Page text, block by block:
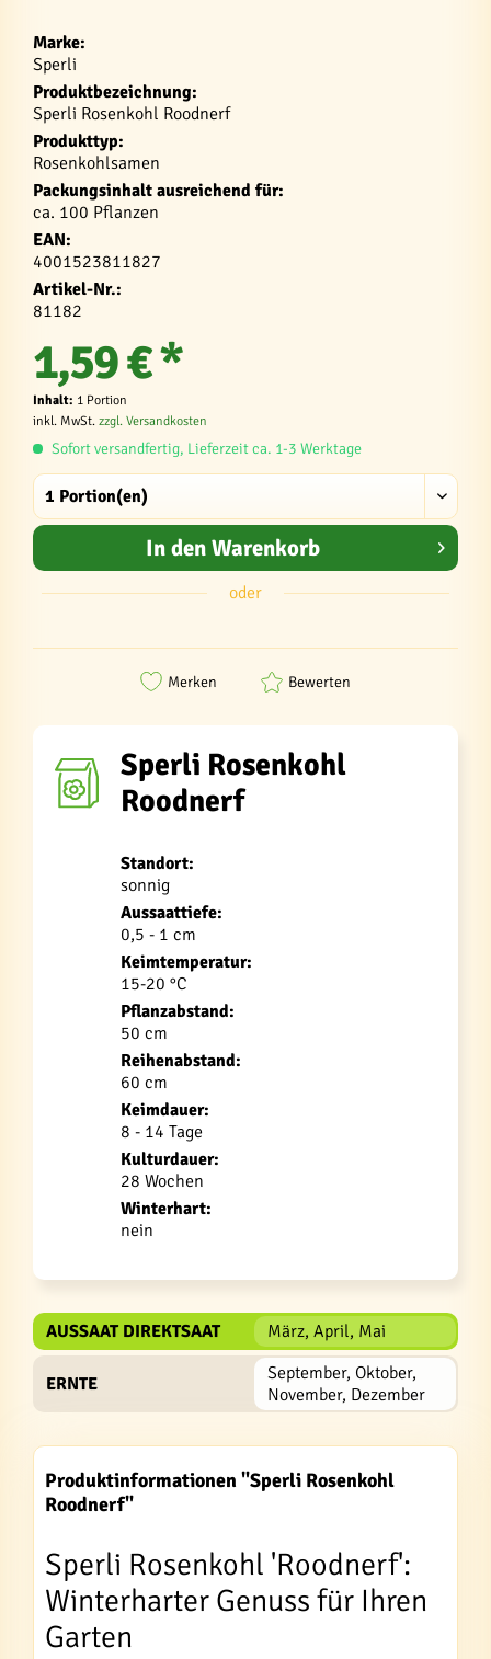
Marke:
Sperli
Produktbezeichnung:
Sperli Rosenkohl Roodnerf
Produkttyp:
Rosenkohlsamen
Packungsinhalt ausreichend für:
ca. 100 Pflanzen
EAN:
4001523811827
Artikel-Nr.:
81182
1,59 € *
Inhalt: 1 Portion
inkl. MwSt. zzgl. Versandkosten
Sofort versandfertig, Lieferzeit ca. 1-3 Werktage
In den Warenkorb
oder
Merken Bewerten
Sperli Rosenkohl
Roodnerf
Standort:
sonnig
Aussaattiefe:
0,5 - 1 cm
Keimtemperatur:
15-20 °C
Pflanzabstand:
50 cm
Reihenabstand:
60 cm
Keimdauer:
8 - 14 Tage
Kulturdauer:
28 Wochen
Winterhart:
nein
AUSSAAT DIREKTSAAT März, April, Mai
ERNTE
September, Oktober,
November, Dezember
Produktinformationen "Sperli Rosenkohl
Roodnerf"
Sperli Rosenkohl 'Roodnerf':
Winterharter Genuss für Ihren
Garten